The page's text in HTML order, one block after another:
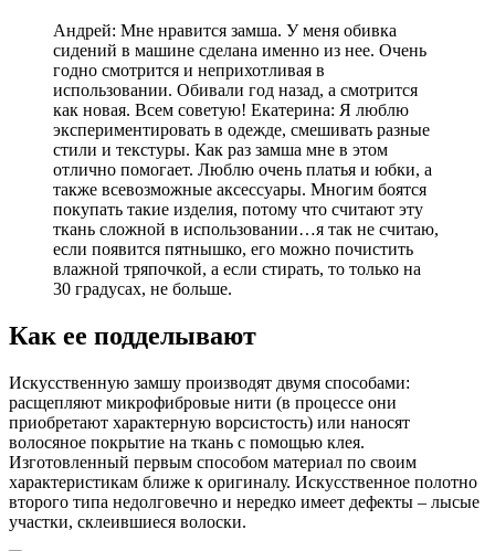
Андрей: Мне нравится замша. У меня обивка
сидений в машине сделана именно из нее. Очень
годно смотрится и неприхотливая в
использовании. Обивали год назад, а смотрится
как новая. Всем советую! Екатерина: Я люблю
экспериментировать в одежде, смешивать разные
стили и текстуры. Как раз замша мне в этом
отлично помогает. Люблю очень платья и юбки, а
также всевозможные аксессуары. Многим боятся
покупать такие изделия, потому что считают эту
ткaнь сложной в использовании…я так не считаю,
если появится пятнышко, его можно почистить
влажной тряпочкой, а если стирать, то только на
30 градусах, не больше.
Как ее подделывают
Искусственную замшу производят двумя способами:
расщепляют микрофибровые нити (в процессе они
приобретают характерную ворсистость) или наносят
волосяное покрытие на ткань с помощью клея.
Изготовленный первым способом материал по своим
характеристикам ближе к оригиналу. Искусственное полотно
второго типа недолговечно и нередко имеет дефекты – лысые
участки, склеившиеся волоски.